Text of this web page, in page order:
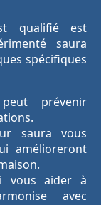
qualifié est
saura
spécifiques
prévenir
saura vous
amélioreront
vous aider à
avec